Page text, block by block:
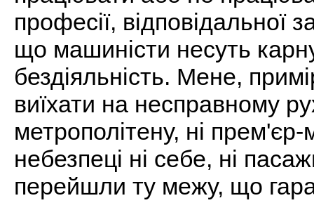
професії, відповідальної
що машиністи несуть
бездіяльність. Мене,
виїхати на несправному
метрополітену, ні
небезпеці ні себе, ні
перейшли ту межу, що